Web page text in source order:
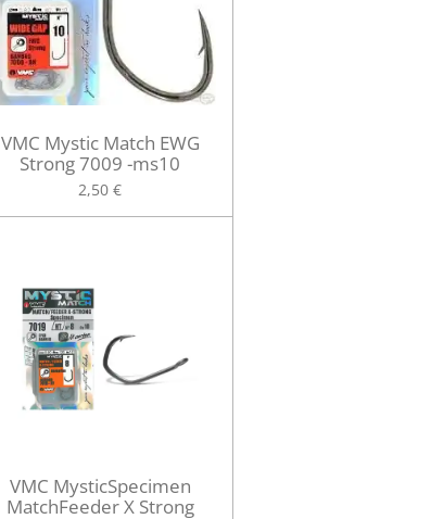
VMC Mystic Match EWG
Strong 7009 -ms10
2,50 €
VMC MysticSpecimen
MatchFeeder X Strong